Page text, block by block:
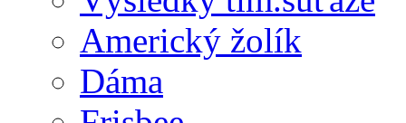
Americký žolík
Dáma